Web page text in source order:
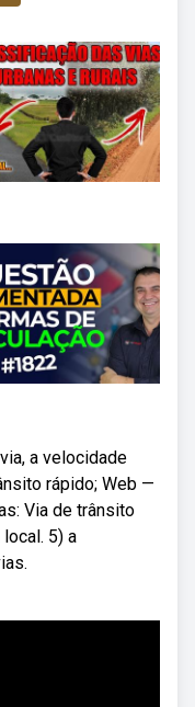
a velocidade
rápido; Web —
Via de trânsito
5) a